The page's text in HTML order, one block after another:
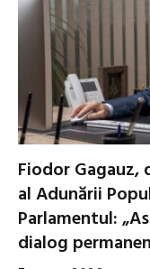
Fiodor Gagauz,
al Adunării
Parlamentul:
dialog